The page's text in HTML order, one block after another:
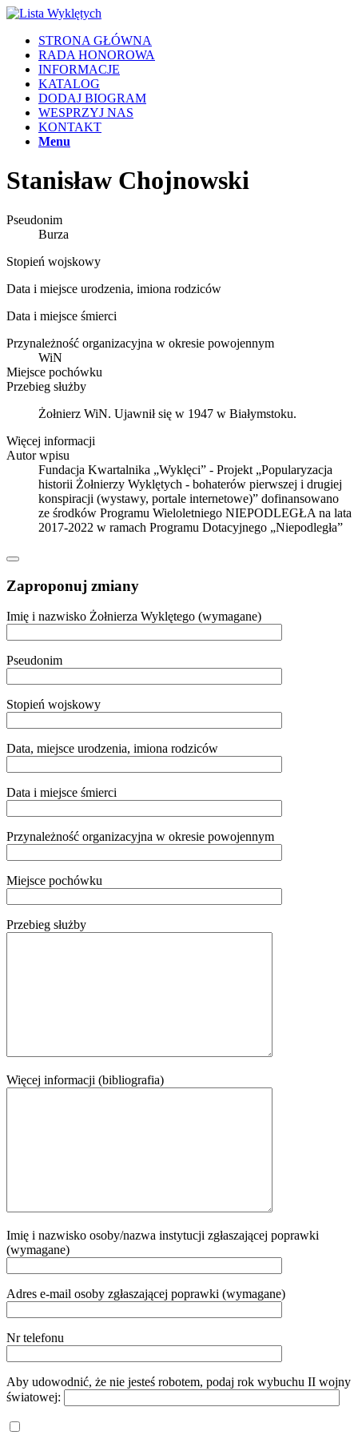
STRONA GŁÓWNA
RADA HONOROWA
INFORMACJE
KATALOG
DODAJ BIOGRAM
WESPRZYJ NAS
KONTAKT
Menu
Stanisław Chojnowski
Pseudonim
Burza
Stopień wojskowy
Data i miejsce urodzenia, imiona rodziców
Data i miejsce śmierci
Przynależność organizacyjna w okresie powojennym
WiN
Miejsce pochówku
Przebieg służby
Żołnierz WiN. Ujawnił się w 1947 w Białymstoku.
Więcej informacji
Autor wpisu
Fundacja Kwartalnika „Wyklęci” - Projekt „Popularyzacja
historii Żołnierzy Wyklętych - bohaterów pierwszej i drugiej
konspiracji (wystawy, portale internetowe)” dofinansowano
ze środków Programu Wieloletniego NIEPODLEGŁA na lata
2017-2022 w ramach Programu Dotacyjnego „Niepodległa”
Zaproponuj zmiany
Imię i nazwisko Żołnierza Wyklętego (wymagane)
Pseudonim
Stopień wojskowy
Data, miejsce urodzenia, imiona rodziców
Data i miejsce śmierci
Przynależność organizacyjna w okresie powojennym
Miejsce pochówku
Przebieg służby
Więcej informacji (bibliografia)
Imię i nazwisko osoby/nazwa instytucji zgłaszającej poprawki
(wymagane)
Adres e-mail osoby zgłaszającej poprawki (wymagane)
Nr telefonu
Aby udowodnić, że nie jesteś robotem, podaj rok wybuchu II wojny
światowej: